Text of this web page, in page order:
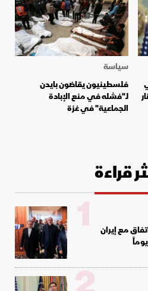
سياسة
فلسطينيون يقاضون بايدن
لـ"فشله في منع الإبادة
الجماعية" في غزة
قراءة
مع إيران
1